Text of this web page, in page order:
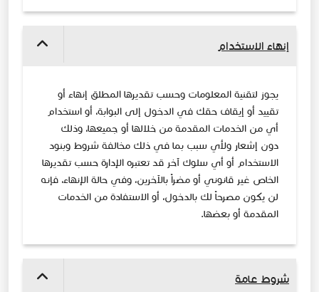
إنهاء الاستخدام
يجوز لتقنية المعلومات وحسب تقديرها المطلق إنهاء أو
تقييد أو إيقاف حقك في الدخول إلى البوابة، أو استخدام
أي من الخدمات المقدمة من خلالها أو جميعها، وذلك
دون إشعار ولأي سبب بما في ذلك مخالفة شروط وبنود
الاستخدام أو أي سلوك آخر قد تعتبره الإدارة حسب تقديرها
الخاص غير قانوني أو مضراً بالآخرين، وفي حالة الإنهاء، فإنه
لن يكون مصرحاً لك بالدخول، أو الاستفادة من الخدمات
المقدمة أو بعضها.
شروط عامة